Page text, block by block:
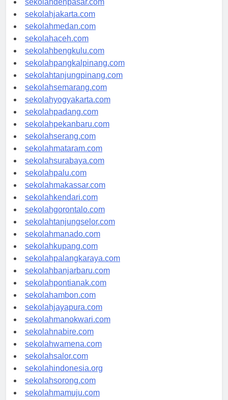
sekolahdenpasar.com
sekolahjakarta.com
sekolahmedan.com
sekolahaceh.com
sekolahbengkulu.com
sekolahpangkalpinang.com
sekolahtanjungpinang.com
sekolahsemarang.com
sekolahyogyakarta.com
sekolahpadang.com
sekolahpekanbaru.com
sekolahserang.com
sekolahmataram.com
sekolahsurabaya.com
sekolahpalu.com
sekolahmakassar.com
sekolahkendari.com
sekolahgorontalo.com
sekolahtanjungselor.com
sekolahmanado.com
sekolahkupang.com
sekolahpalangkaraya.com
sekolahbanjarbaru.com
sekolahpontianak.com
sekolahambon.com
sekolahjayapura.com
sekolahmanokwari.com
sekolahnabire.com
sekolahwamena.com
sekolahsalor.com
sekolahindonesia.org
sekolahsorong.com